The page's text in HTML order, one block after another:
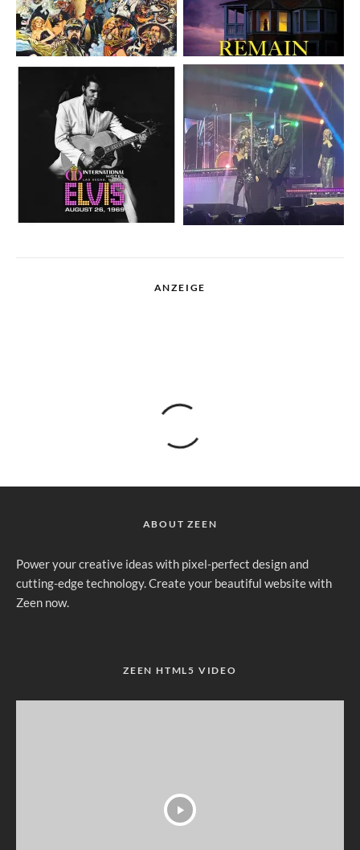
ANZEIGE
ABOUT ZEEN
Power your creative ideas with pixel-perfect design and
cutting-edge technology. Create your beautiful website with
Zeen now.
ZEEN HTML5 VIDEO